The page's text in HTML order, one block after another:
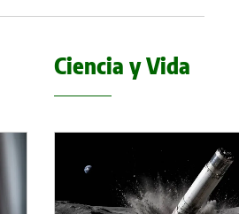
Ciencia y Vida